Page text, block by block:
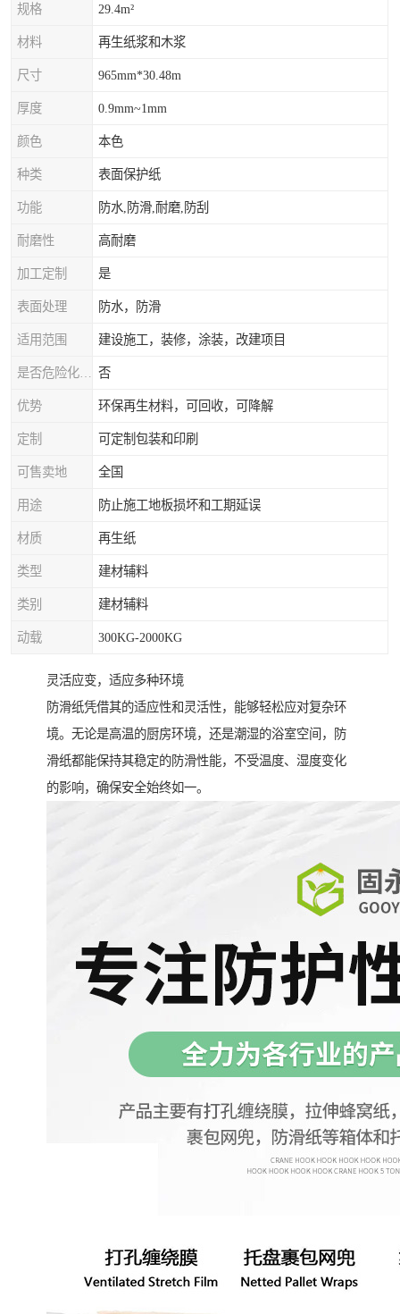
规格 29.4m²
材料 再生纸浆和木浆
尺寸 965mm*30.48m
厚度 0.9mm~1mm
颜色 本色
种类 表面保护纸
功能 防水,防滑,耐磨,防刮
耐磨性 高耐磨
加工定制 是
表面处理 防水，防滑
适用范围 建设施工，装修，涂装，改建项目
否
优势 环保再生材料，可回收，可降解
定制 可定制包装和印刷
可售卖地 全国
用途 防止施工地板损坏和工期延误
材质 再生纸
类型 建材辅料
类别 建材辅料
动载 300KG-2000KG
灵活应变，适应多种环境
防滑纸凭借其的适应性和灵活性，能够轻松应对复杂环
境。无论是高温的厨房环境，还是潮湿的浴室空间，防
滑纸都能保持其稳定的防滑性能，不受温度、湿度变化
的影响，确保安全始终如一。